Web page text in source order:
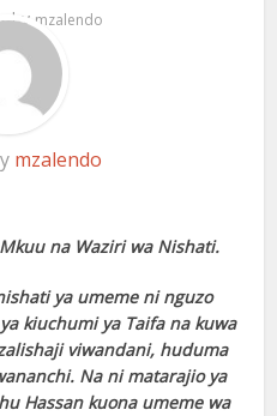
by mzalendo
mzalendo
na Waziri wa Nishati.
ya umeme ni nguzo
kiuchumi ya Taifa na kuwa
viwandani, huduma
Na ni matarajio ya
Hassan kuona umeme wa